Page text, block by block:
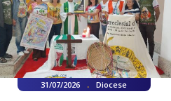
31/07/2026 . Diocese